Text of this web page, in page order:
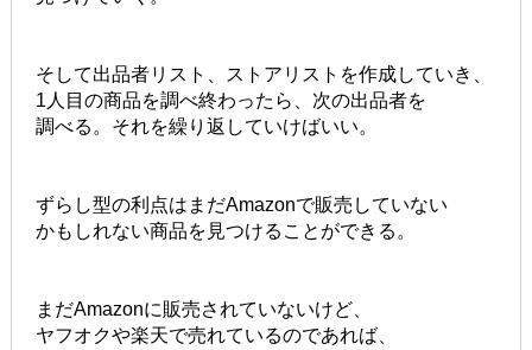
そして出品者リスト、ストアリストを作成していき、
1人目の商品を調べ終わったら、次の出品者を
調べる。それを繰り返していけばいい。
ずらし型の利点はまだAmazonで販売していない
かもしれない商品を見つけることができる。
まだAmazonに販売されていないけど、
ヤフオクや楽天で売れているのであれば、